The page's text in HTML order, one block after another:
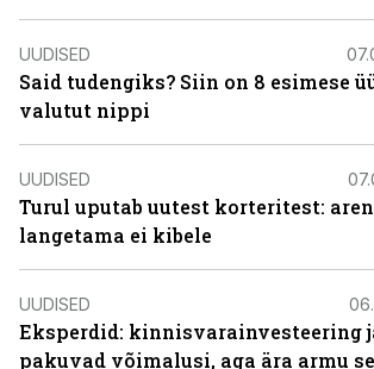
UUDISED
Said tudengiks? Siin on 8 esimese
valutut nippi
UUDISED
Turul uputab uutest korteritest:
langetama ei kibele
UUDISED
Eksperdid: kinnisvarainvesteering
pakuvad võimalusi, aga ära armu